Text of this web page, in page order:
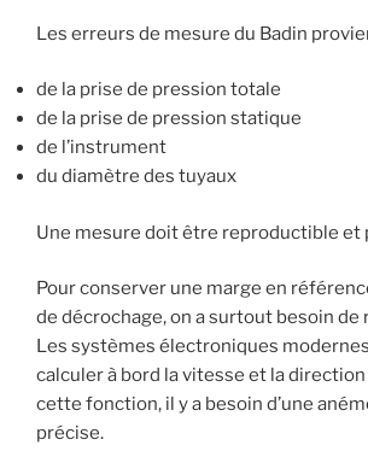
Les erreurs de mesure du Badin
de la prise de pression totale
de la prise de pression statique
de l’instrument
du diamètre des tuyaux
Une mesure doit être reproductible et
Pour conserver une marge en
de décrochage, on a surtout besoin
Les systèmes électroniques
calculer à bord la vitesse et la
cette fonction, il y a besoin d’une
précise.